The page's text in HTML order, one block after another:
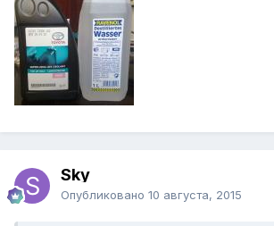
Sky
Опубликовано 10 августа, 2015